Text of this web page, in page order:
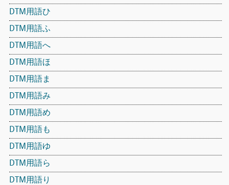
DTM用語ひ
DTM用語ふ
DTM用語へ
DTM用語ほ
DTM用語ま
DTM用語み
DTM用語め
DTM用語も
DTM用語ゆ
DTM用語ら
DTM用語り